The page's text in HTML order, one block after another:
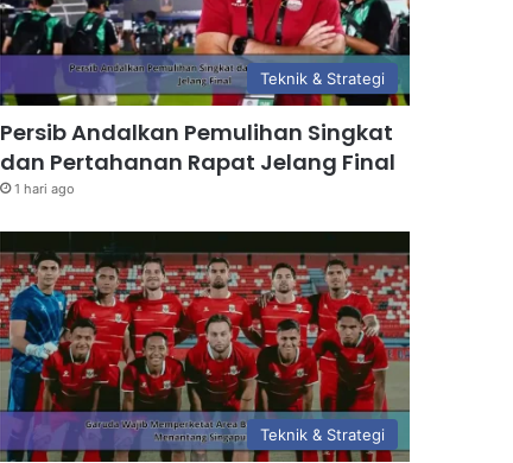
Teknik & Strategi
Persib Andalkan Pemulihan Singkat
dan Pertahanan Rapat Jelang Final
1 hari ago
Teknik & Strategi